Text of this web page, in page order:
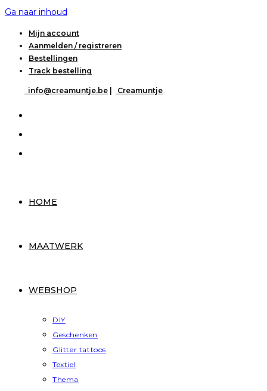
Ga naar inhoud
Mijn account
Aanmelden / registreren
Bestellingen
Track bestelling
info@creamuntje.be Creamuntje
HOME
MAATWERK
WEBSHOP
DIY
Geschenken
Glitter tattoos
Textiel
Thema